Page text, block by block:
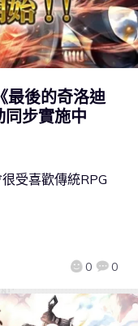
最後的奇洛迪
同步實施中
0 0
受喜歡傳統RPG